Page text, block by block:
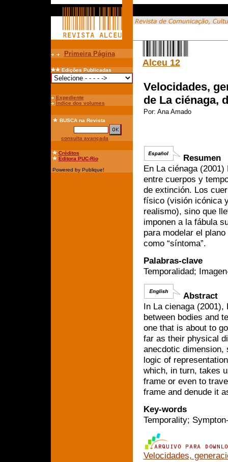
Primeira Página
Edições Publicadas
Expediente
Índice dos volumes
BUSCAna Revista
consulta avançada
Créditos
Editora PUC-Rio
Powered by Publique!
Alceu 12
Velocidades,
de La ciénaga,
Por: Ana Amado
Resumen
En La ciénaga
entre cuerpos y
de extinción. Los
físico (visión icónica
realismo), sino que
imponen a la fábula
para modelar el
como “síntoma”.
Palabras-clave
Temporalidad;
Abstract
In La cienaga
between bodies and
one that is about to
far as their physical
anecdotic
logic of
which, in turn, takes
frame or even to
frame and denude it
Key-words
Temporality;
Velocidades,